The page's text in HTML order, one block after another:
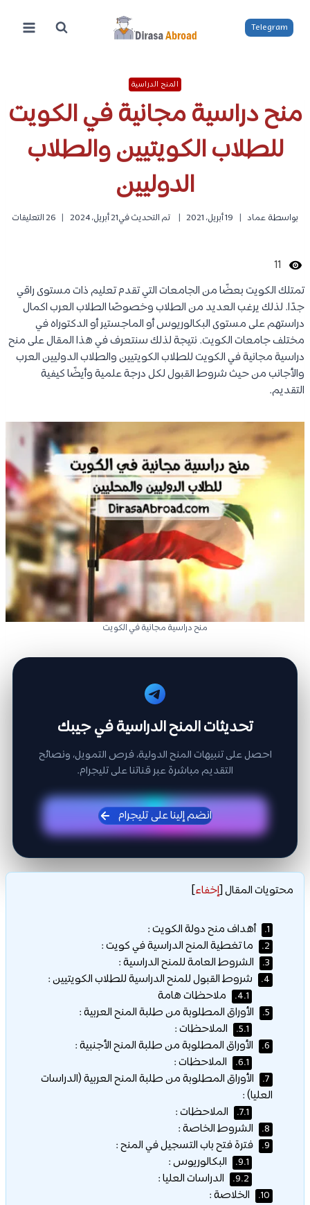
المحتوى
Telegram
المنح الدراسية
منح دراسية مجانية في الكويت
للطلاب الكويتيين والطلاب
الدوليين
بواسطة عماد 19 أبريل، 2021 تم التحديث في21 أبريل، 2024 26 التعليقات
11
تمتلك الكويت بعضًا من الجامعات التي تقدم تعليم ذات مستوى راقي
جدًا. لذلك يرغب العديد من الطلاب وخصوصًا الطلاب العرب اكمال
دراستهم على مستوى البكالوريوس أو الماجستير أو الدكتوراه في
مختلف جامعات الكويت. نتيجة لذلك سنتعرف في هذا المقال على منح
دراسية مجانية في الكويت للطلاب الكويتيين والطلاب الدوليين العرب
والأجانب من حيث شروط القبول لكل درجة علمية وأيضًا كيفية
التقديم.
منح دراسية مجانية في الكويت
تحديثات المنح الدراسية في جيبك
احصل على تنبيهات المنح الدولية، فرص التمويل، ونصائح
التقديم مباشرة عبر قناتنا على تليجرام.
انضم إلينا على تليجرام
محتويات المقال[إخفاء]
1. أهداف منح دولة الكويت :
2. ما تغطية المنح الدراسية في كويت :
3. الشروط العامة للمنح الدراسية :
4. شروط القبول للمنح الدراسية للطلاب الكويتيين :
4.1. ملاحظات هامة
5. الأوراق المطلوبة من طلبة المنح العربية :
5.1. الملاحظات :
6. الأوراق المطلوبة من طلبة المنح الأجنبية :
6.1. الملاحظات :
7.
الأوراق المطلوبة من طلبة المنح العربية (الدراسات
العليا) :
7.1. الملاحظات :
8. الشروط الخاصة :
9. فترة فتح باب التسجيل في المنح :
9.1. البكالوريوس :
9.2. الدراسات العليا :
10. الخلاصة :